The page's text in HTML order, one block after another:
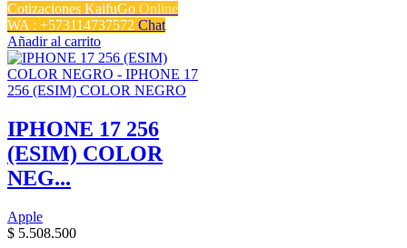
Cotizaciones KaifuGo Online
WA : +573114737572 Chat
Añadir al carrito
IPHONE 17 256
(ESIM) COLOR
NEG...
Apple
$ 5.508.500